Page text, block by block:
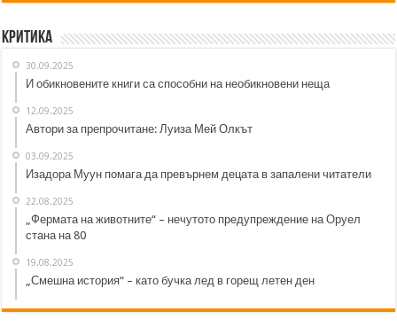
Критика
30.09.2025
И обикновените книги са способни на необикновени неща
12.09.2025
Автори за препрочитане: Луиза Мей Олкът
03.09.2025
Изадора Муун помага да превърнем децата в запалени читатели
22.08.2025
„Фермата на животните“ – нечутото предупреждение на Оруел
стана на 80
19.08.2025
„Смешна история“ – като бучка лед в горещ летен ден